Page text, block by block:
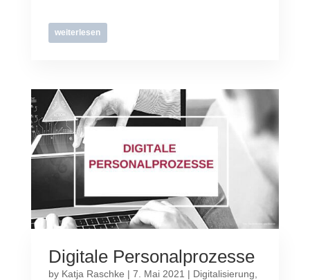
weiterlesen
Digitale Personalprozesse
by Katja Raschke | 7. Mai 2021 | Digitalisierung